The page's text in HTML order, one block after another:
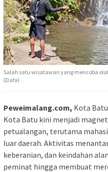
Salah satu wisatawan yang mencoba
(Dafa)
Peweimalang.com, Kota
Kota Batu kini menjadi
petualangan, terutama
luar daerah. Aktivitas
keberanian, dan keindahan
peminat hingga membuat